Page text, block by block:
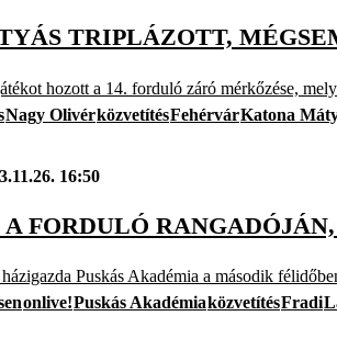
TRIPLÁZOTT,
hozott a 14. forduló záró mérkőzése,
Nagy OlivérközvetítésFehérvárKatona
16:50
FORDULÓ
Puskás Akadémia a második
onlive!Puskás AkadémiaközvetítésFradi